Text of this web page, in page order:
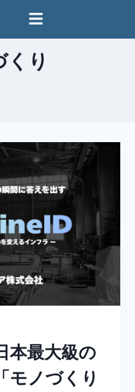
くり
本最大級の
モノづくり